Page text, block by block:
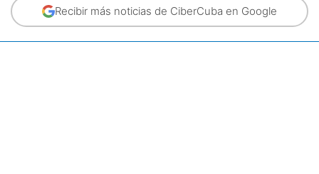
Recibir más noticias de CiberCuba en Google